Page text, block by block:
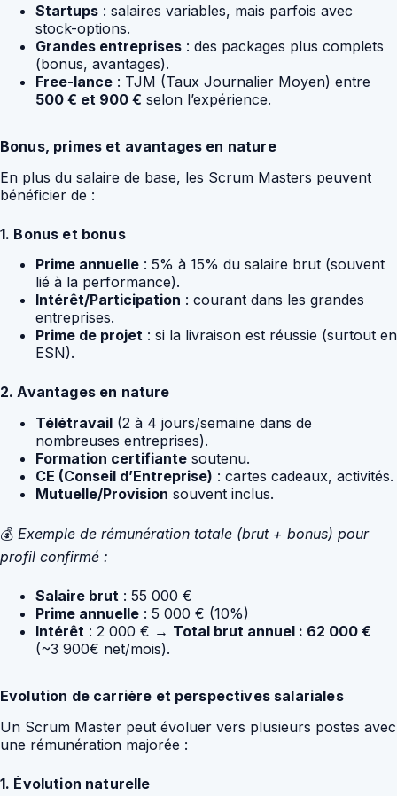
Startups : salaires variables, mais parfois avec
stock-options.
Grandes entreprises : des packages plus complets
(bonus, avantages).
Free-lance : TJM (Taux Journalier Moyen) entre
500 € et 900 € selon l’expérience.
Bonus, primes et avantages en nature
En plus du salaire de base, les Scrum Masters peuvent
bénéficier de :
1. Bonus et bonus
Prime annuelle : 5% à 15% du salaire brut (souvent
lié à la performance).
Intérêt/Participation : courant dans les grandes
entreprises.
Prime de projet : si la livraison est réussie (surtout en
ESN).
2. Avantages en nature
Télétravail (2 à 4 jours/semaine dans de
nombreuses entreprises).
Formation certifiante soutenu.
CE (Conseil d’Entreprise) : cartes cadeaux, activités.
Mutuelle/Provision souvent inclus.
💰 Exemple de rémunération totale (brut + bonus) pour
profil confirmé :
Salaire brut : 55 000 €
Prime annuelle : 5 000 € (10%)
Intérêt : 2 000 € → Total brut annuel : 62 000 €
(~3 900€ net/mois).
Evolution de carrière et perspectives salariales
Un Scrum Master peut évoluer vers plusieurs postes avec
une rémunération majorée :
1. Évolution naturelle